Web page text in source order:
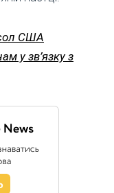
США
у зв’язку з